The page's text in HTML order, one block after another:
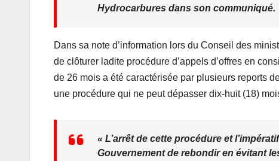
Hydrocarbures dans son communiqué.
Dans sa note d’information lors du Conseil des
de clôturer ladite procédure d’appels d’offres en
de 26 mois a été caractérisée par plusieurs reports
une procédure qui ne peut dépasser dix-huit (18)
« L’arrêt de cette procédure et
Gouvernement de rebondir en évitant